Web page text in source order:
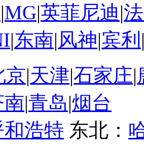
|MG|英菲尼迪|
|东南|风神|宾利
京|天津|石家庄|
|青岛|烟台
和浩特 东北：